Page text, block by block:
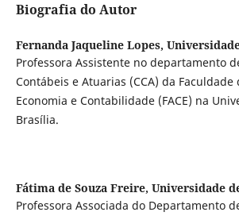
Biografia do Autor
Fernanda Jaqueline Lopes,
Professora Assistente no departamento
Contábeis e Atuarias (CCA) da
Economia e Contabilidade (FACE) na
Brasília.
Fátima de Souza Freire, Universidade
Professora Associada do Departamento